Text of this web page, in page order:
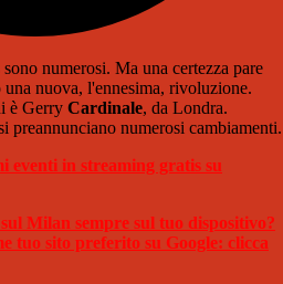
numerosi. Ma una certezza pare
una nuova, l'ennesima, rivoluzione.
è Gerry Cardinale, da Londra.
preannunciano numerosi cambiamenti.
eventi in streaming gratis su
Milan sempre sul tuo dispositivo?
tuo sito preferito su Google: clicca